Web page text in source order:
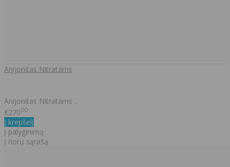
Anijonitas Nitratams
Anijonitas Nitratams ..
€27000
Į krepšelį
Į palyginimą
Į norų sąrašą